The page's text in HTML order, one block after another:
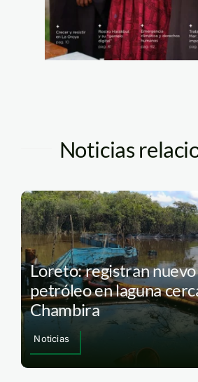
Noticias
Loreto: registran
petróleo en laguna
Chambira
Noticias